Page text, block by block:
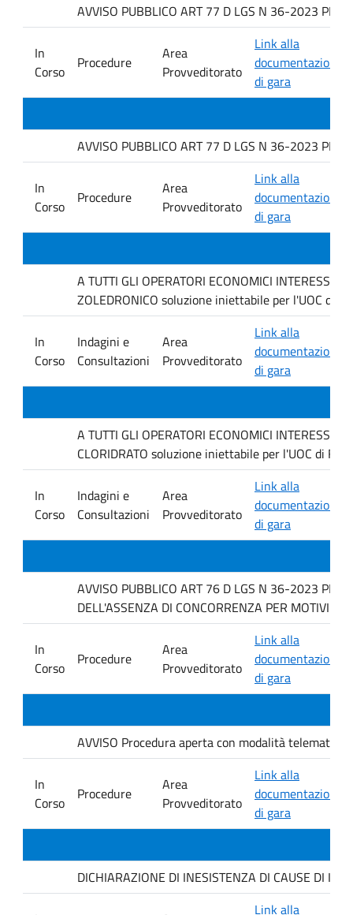
AVVISO PUBBLICO ART 77 D LGS N 36-2023 PER
In
Corso
Procedure
Area
Provveditorato
Link alla
documentazione
di gara
AVVISO PUBBLICO ART 77 D LGS N 36-2023 PER
In
Corso
Procedure
Area
Provveditorato
Link alla
documentazione
di gara
A TUTTI GLI OPERATORI ECONOMICI
ZOLEDRONICO soluzione iniettabile per l'UOC di
In
Corso
Indagini e
Consultazioni
Area
Provveditorato
Link alla
documentazione
di gara
A TUTTI GLI OPERATORI ECONOMICI
CLORIDRATO soluzione iniettabile per l'UOC di
In
Corso
Indagini e
Consultazioni
Area
Provveditorato
Link alla
documentazione
di gara
AVVISO PUBBLICO ART 76 D LGS N 36-2023 PER
DELL'ASSENZA DI CONCORRENZA PER MOTIVI
In
Corso
Procedure
Area
Provveditorato
Link alla
documentazione
di gara
AVVISO Procedura aperta con modalità
In
Corso
Procedure
Area
Provveditorato
Link alla
documentazione
di gara
DICHIARAZIONE DI INESISTENZA DI CAUSE DI
Link alla